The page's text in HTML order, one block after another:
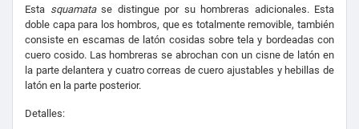
Esta squamatase distingue por su hombreras adicionales. Esta
doble capa para los hombros, que es totalmente removible, también
consiste en escamas de latón cosidas sobre tela y bordeadas con
cuero cosido. Las hombreras se abrochan con un cisne de latón en
la parte delantera y cuatro correas de cuero ajustables y hebillas de
latón en la parte posterior.
Detalles: